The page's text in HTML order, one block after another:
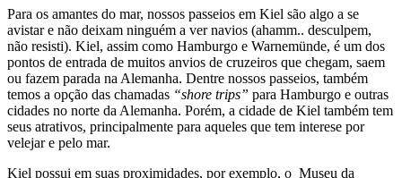
Para os amantes do mar, nossos passeios em Kiel são algo a se
avistar e não deixam ninguém a ver navios (ahamm.. desculpem,
não resisti). Kiel, assim como Hamburgo e Warnemünde, é um dos
pontos de entrada de muitos anvios de cruzeiros que chegam, saem
ou fazem parada na Alemanha. Dentre nossos passeios, também
temos a opção das chamadas “shore trips” para Hamburgo e outras
cidades no norte da Alemanha. Porém, a cidade de Kiel também tem
seus atrativos, principalmente para aqueles que tem interese por
velejar e pelo mar.
Kiel possui em suas proximidades, por exemplo, o Museu da